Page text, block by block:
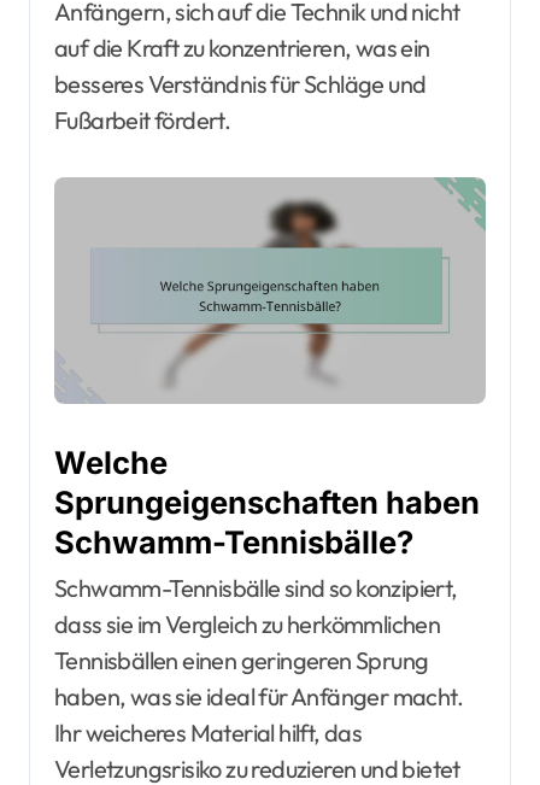
Anfängern, sich auf die Technik und nicht
auf die Kraft zu konzentrieren, was ein
besseres Verständnis für Schläge und
Fußarbeit fördert.
Welche
Sprungeigenschaften haben
Schwamm-Tennisbälle?
Schwamm-Tennisbälle sind so konzipiert,
dass sie im Vergleich zu herkömmlichen
Tennisbällen einen geringeren Sprung
haben, was sie ideal für Anfänger macht.
Ihr weicheres Material hilft, das
Verletzungsrisiko zu reduzieren und bietet